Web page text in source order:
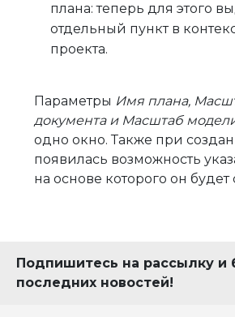
плана: теперь для этого
отдельный пункт в
проекта.
Параметры Имя плана,
документа и Масштаб
одно окно. Также при
появилась возможность
на основе которого он будет
Подпишитесь на рассылку и
последних новостей!